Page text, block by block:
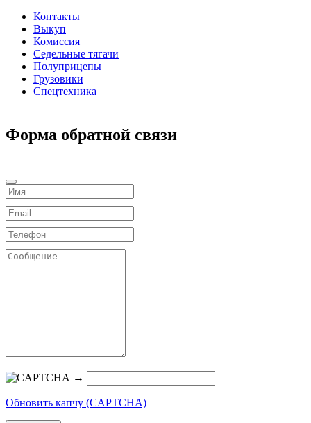
Контакты
Выкуп
Комиссия
Седельные тягачи
Полуприцепы
Грузовики
Спецтехника
Форма обратной связи
→
Обновить капчу (CAPTCHA)